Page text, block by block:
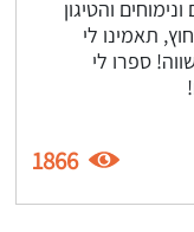
והטיגון
תאמינו לי
ספרו לי
1866